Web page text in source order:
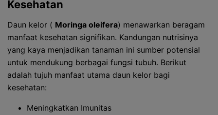
Kesehatan
Daun kelor ( Moringa oleifera) menawarkan beragam
manfaat kesehatan signifikan. Kandungan nutrisinya
yang kaya menjadikan tanaman ini sumber potensial
untuk mendukung berbagai fungsi tubuh. Berikut
adalah tujuh manfaat utama daun kelor bagi
kesehatan:
Meningkatkan Imunitas